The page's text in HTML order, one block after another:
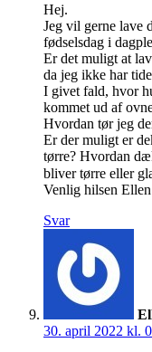
Hej.
Jeg vil gerne lave
fødselsdag i
Er det muligt at
da jeg ikke har
I givet fald, hvor
kommet ud af
Hvordan tør jeg
Er der muligt er
tørre? Hvordan
bliver tørre eller
Venlig hilsen Ellen
Svar
30. april 2022 kl.